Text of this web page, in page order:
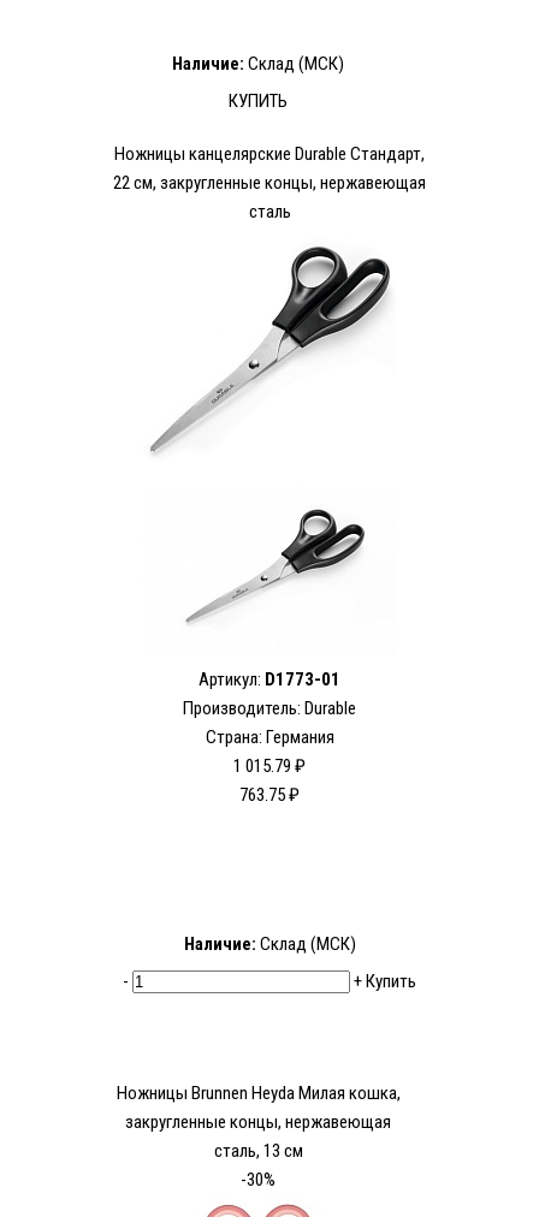
Наличие: Склад (МСК)
КУПИТЬ
Ножницы канцелярские Durable Стандарт,
22 см, закругленные концы, нержавеющая
сталь
Артикул: D1773-01
Производитель: Durable
Страна: Германия
1 015.79 ₽
763.75 ₽
Наличие: Склад (МСК)
-
+Купить
Ножницы Brunnen Heyda Милая кошка,
закругленные концы, нержавеющая
сталь, 13 см
-30%